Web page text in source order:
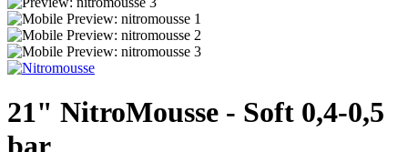
21" NitroMousse - Soft 0,4-0,5